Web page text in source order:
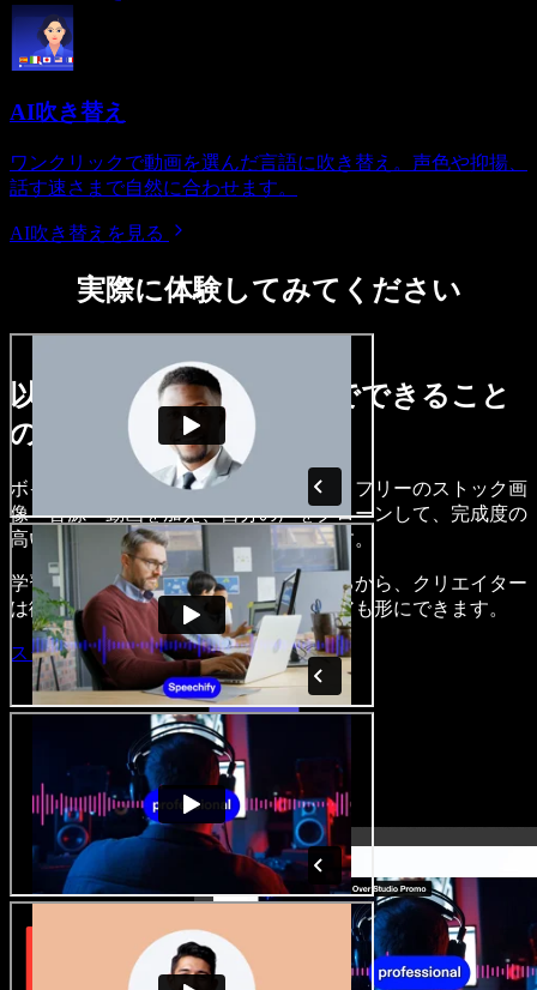
AI吹き替え
ワンクリックで動画を選んだ言語に吹き替え。声色や抑揚、
話す速さまで自然に合わせます。
AI吹き替えを見る
実際に体験してみてください
以下は、Speechify Studioでできること
のほんの一例です。
ボイスオーバーを作成し、ロイヤリティフリーのストック画
像・音源・動画を加え、自分の声をクローンして、完成度の
高い魅力的な音声・映像作品を作れます。
学習いらずでブラウザからすべて使えるから、クリエイター
は従来の制約を手放し、どんなアイデアも形にできます。
スタジオを開く